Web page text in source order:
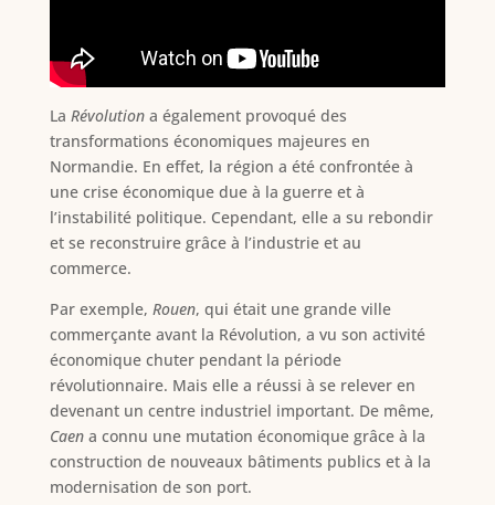
La Révolutiona également provoqué des
transformations économiques majeures en
Normandie. En effet, la région a été confrontée à
une crise économique due à la guerre et à
l’instabilité politique. Cependant, elle a su rebondir
et se reconstruire grâce à l’industrie et au
commerce.
Par exemple, Rouen, qui était une grande ville
commerçante avant la Révolution, a vu son activité
économique chuter pendant la période
révolutionnaire. Mais elle a réussi à se relever en
devenant un centre industriel important. De même,
Caena connu une mutation économique grâce à la
construction de nouveaux bâtiments publics et à la
modernisation de son port.